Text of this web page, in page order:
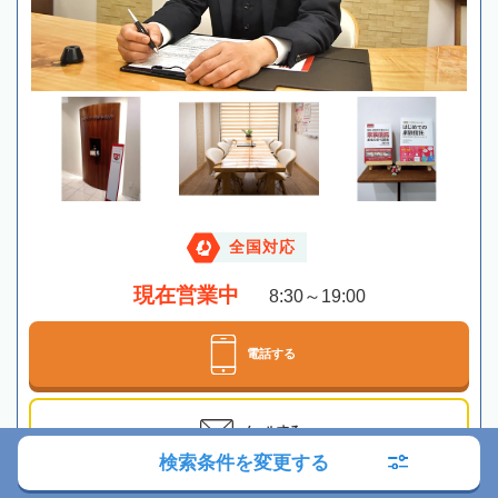
全国対応
現在営業中 8:30～19:00
電話する
メールする
検索条件を変更する